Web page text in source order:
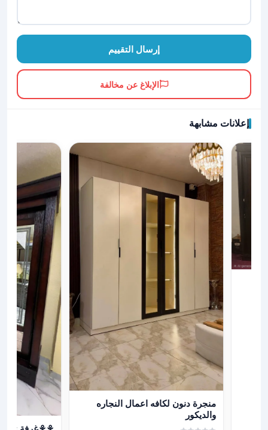
إرسال التقييم
الإبلاغ عن مخالفة
إعلانات مشابهة
عرض تفاصيل منجرة دنون لكافه اعمال النجاره والديكور
منجرة دنون لكافه اعمال النجاره
والديكور
عرض تفاصيل